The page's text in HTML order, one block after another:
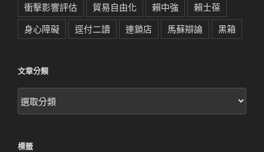
衝擊影響評估
貿易自由化 賴中強
賴士葆
身心障礙
逕付二讀 連鎖店 馬蘇辯論 黑箱
文章分類
文
章
標籤